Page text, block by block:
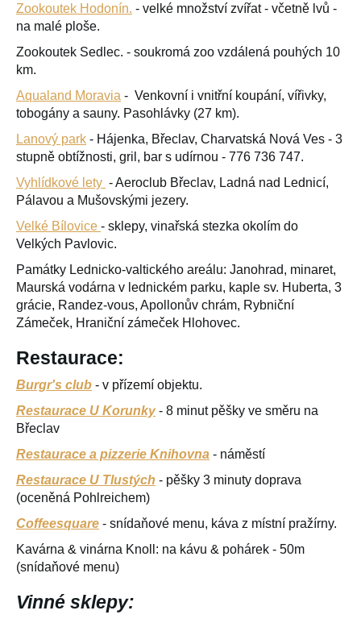
Zookoutek Hodonín. - velké množství zvířat - včetně lvů -
na malé ploše.
Zookoutek Sedlec. - soukromá zoo vzdálená pouhých 10
km.
Aqualand Moravia - Venkovní i vnitřní koupání, vířivky,
tobogány a sauny. Pasohlávky (27 km).
Lanový park - Hájenka, Břeclav, Charvatská Nová Ves - 3
stupně obtížnosti, gril, bar s udírnou - 776 736 747.
Vyhlídkové lety - Aeroclub Břeclav, Ladná nad Lednicí,
Pálavou a Mušovskými jezery.
Velké Bílovice - sklepy, vinařská stezka okolím do
Velkých Pavlovic.
Památky Lednicko-valtického areálu: Janohrad, minaret,
Maurská vodárna v lednickém parku, kaple sv. Huberta, 3
grácie, Randez-vous, Apollonův chrám, Rybniční
Zámeček, Hraniční zámeček Hlohovec.
Restaurace:
Burgr's club - v přízemí objektu.
Restaurace U Korunky- 8 minut pěšky ve směru na
Břeclav
Restaurace a pizzerie Knihovna - náměstí
Restaurace U Tlustých - pěšky 3 minuty doprava
(oceněná Pohlreichem)
Coffeesquare - snídaňové menu, káva z místní pražírny.
Kavárna & vinárna Knoll: na kávu & pohárek - 50m
(snídaňové menu)
Vinné sklepy: